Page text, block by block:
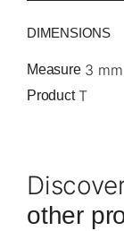
DIMENSIONS
Measure 3 mm
Product T
other